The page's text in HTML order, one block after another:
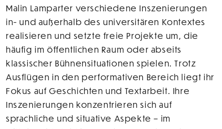
Malin Lamparter verschiedene Inszenierungen
in- und außerhalb des universitären Kontextes
realisieren und setzte freie Projekte um, die
häufig im öffentlichen Raum oder abseits
klassischer Bühnensituationen spielen. Trotz
Ausflügen in den performativen Bereich liegt ihr
Fokus auf Geschichten und Textarbeit. Ihre
Inszenierungen konzentrieren sich auf
sprachliche und situative Aspekte – im